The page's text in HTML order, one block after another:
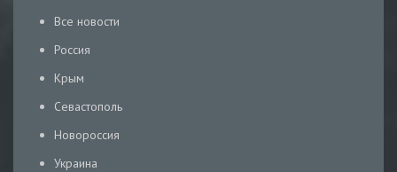
Все новости
Россия
Крым
Севастополь
Новороссия
Украина